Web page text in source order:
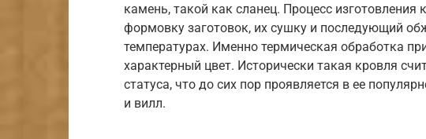
камень, такой как сланец. Процесс
формовку заготовок, их сушку и последующий
температурах. Именно термическая обработка
характерный цвет. Исторически такая кровля
статуса, что до сих пор проявляется в ее
и вилл.